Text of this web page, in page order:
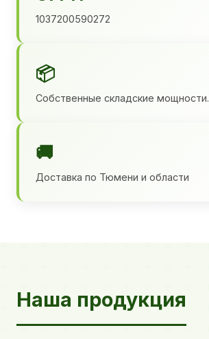
1037200590272
📦
Собственные складские мощности.
🚚
Доставка по Тюмени и области
Наша продукция